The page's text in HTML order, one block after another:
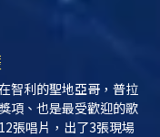
智利的聖地亞哥，普拉
項、也是最受歡迎的歌
張唱片，出了3張現場